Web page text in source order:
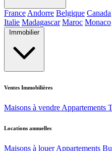
France Andorre Belgique Canada
Italie Madagascar Maroc Monaco
Immobilier
Ventes Immobilières
Maisons à vendre Appartements
Locations annuelles
Maisons à louer Appartements